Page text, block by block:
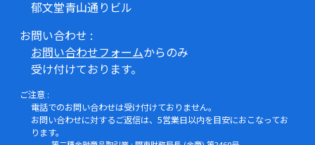
郁文堂青山通りビル
お問い合わせ :
お問い合わせフォームからのみ
受け付けております。
ご注意 :
電話でのお問い合わせは受け付けておりません。
お問い合わせに対するご返信は、5営業日以内を目安におこなってお
ります。